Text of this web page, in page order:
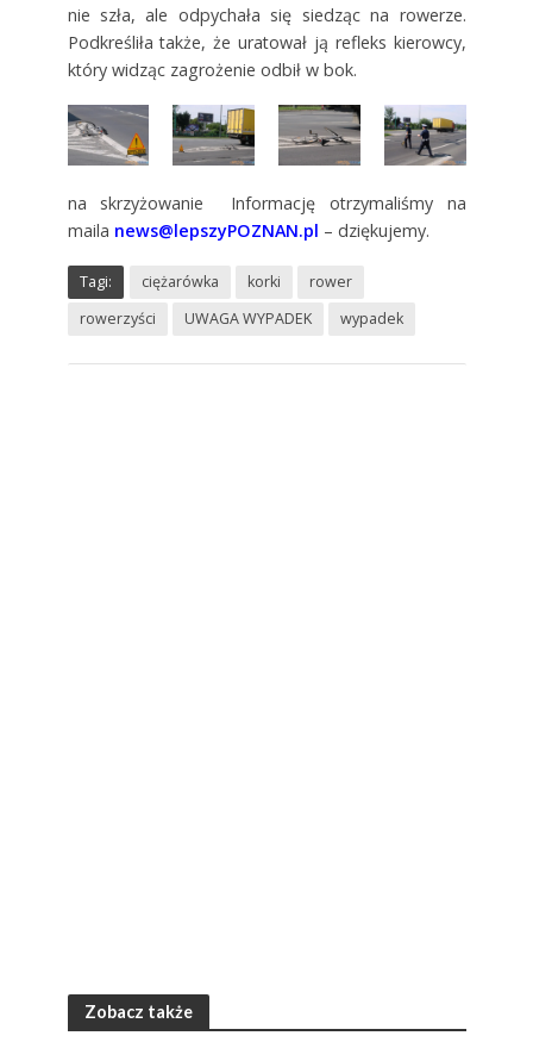
nie szła, ale odpychała się siedząc na rowerze.
Podkreśliła także, że uratował ją refleks kierowcy,
który widząc zagrożenie odbił w bok.
na skrzyżowanie Informację otrzymaliśmy na
maila news@lepszyPOZNAN.pl – dziękujemy.
Tagi: ciężarówka korki
rower
rowerzyści
UWAGA WYPADEK wypadek
Zobacz także